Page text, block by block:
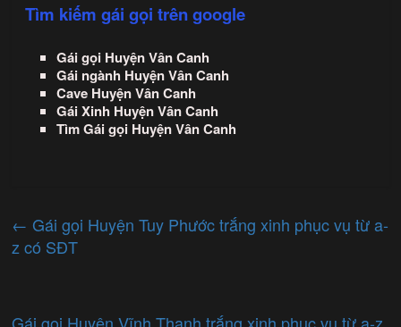
Tìm kiếm gái gọi trên google
Gái gọi Huyện Vân Canh
Gái ngành Huyện Vân Canh
Cave Huyện Vân Canh
Gái Xinh Huyện Vân Canh
Tìm Gái gọi Huyện Vân Canh
← Gái gọi Huyện Tuy Phước trắng xinh phục vụ từ a-
z có SĐT
Gái gọi Huyện Vĩnh Thạnh trắng xinh phục vụ từ a-z